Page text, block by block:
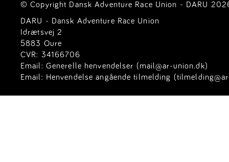
© Copyright Dansk Adventure Race Union - DARU
DARU - Dansk Adventure Race Union
Idrætsvej 2
5883 Oure
CVR: 34166706
Email: Generelle henvendelser (mail@ar-union.dk)
Email: Henvendelse angående tilmelding